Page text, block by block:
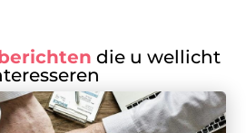
die u wellicht